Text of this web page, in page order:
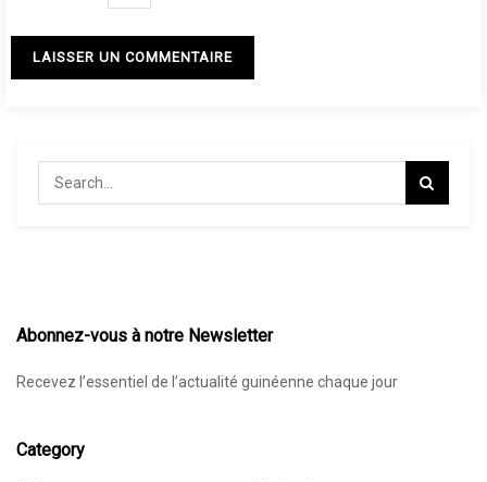
Abonnez-vous à notre Newsletter
Recevez l’essentiel de l’actualité guinéenne chaque jour
Category